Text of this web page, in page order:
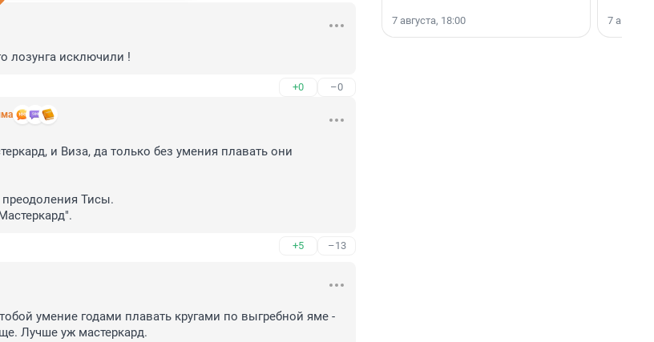
лозунга исключили !
+0 –0
и Виза, да только без умения плавать они
Тисы.
+5 –13
умение годами плавать кругами по выгребной яме -
Лучше уж мастеркард.
7 августа, 18:00 7